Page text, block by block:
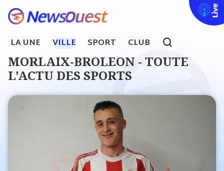
Live
LA UNE VILLE SPORT CLUB search
MORLAIX-BROLEON - TOUTE
L'ACTU DES SPORTS